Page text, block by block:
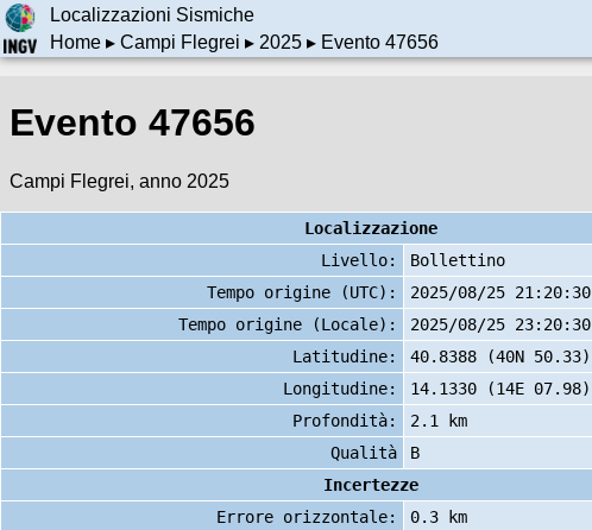
Localizzazioni Sismiche
Home▸ Campi Flegrei ▸ 2025▸ Evento 47656
Evento 47656
Campi Flegrei, anno 2025
Localizzazione
Livello:
Bollettino
Tempo origine (UTC):
2025/08/25 21:20:30
Tempo origine (Locale):
2025/08/25 23:20:30
Latitudine:
40.8388 (40N 50.33)
Longitudine:
14.1330 (14E 07.98)
Profondità:
2.1 km
Qualità
B
Incertezze
Errore orizzontale:
0.3 km